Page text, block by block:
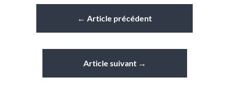
← Article précédent
Article suivant→